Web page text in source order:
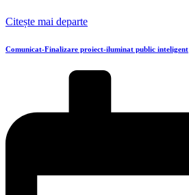
Citește mai departe
Comunicat-Finalizare proiect-iluminat public inteligent